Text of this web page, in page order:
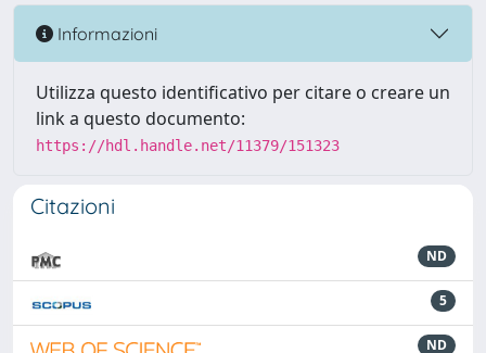
Informazioni
Utilizza questo identificativo per citare o creare un
link a questo documento:
https://hdl.handle.net/11379/151323
Citazioni
ND
5
ND